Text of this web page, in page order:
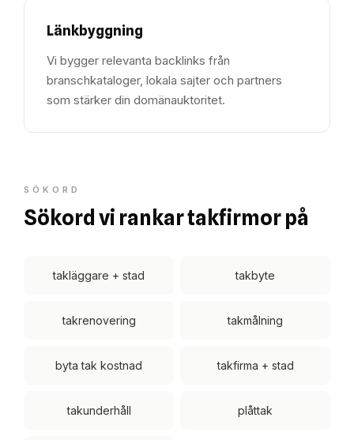
Länkbyggning
Vi bygger relevanta backlinks från
branschkataloger, lokala sajter och partners
som stärker din domänauktoritet.
SÖKORD
Sökord vi rankar takfirmor på
takläggare + stad takbyte
takrenovering takmålning
byta tak kostnad takfirma + stad
takunderhåll plåttak